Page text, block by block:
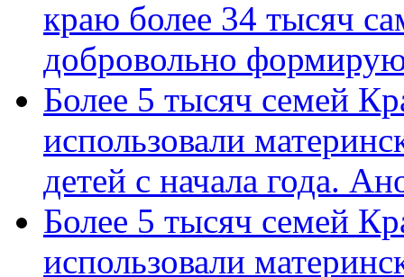
краю более 34 тысяч
добровольно
Более 5 тысяч семей
использовали
детей с начала года.
Более 5 тысяч семей
использовали